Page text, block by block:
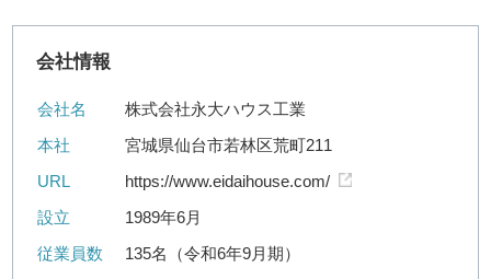
会社情報
会社名
株式会社永大ハウス工業
本社
宮城県仙台市若林区荒町211
URL
https://www.eidaihouse.com/
設立
1989年6月
従業員数
135名（令和6年9月期）